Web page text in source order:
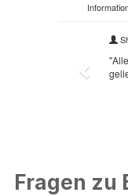
Fragen zu